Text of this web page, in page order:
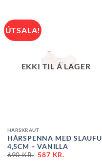
ÚTSALA!
EKKI TIL Á LAGER
HÁRSKRAUT
HÁRSPENNA MEÐ SLAUFU
4,5CM – VANILLA
690KR. 587 KR.